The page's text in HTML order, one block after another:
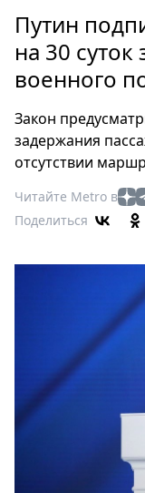
Россия
Мир
Туризм
Мода
Театр
Кино
Афиша
Пресс-
релизы
О
Выборы
Путин
на 30
военного
Закон
задержания
отсутствии
Читайте Metro в
Поделиться